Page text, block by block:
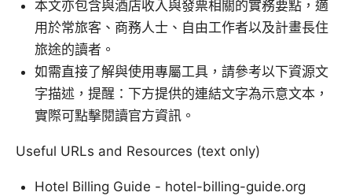
本文亦包含與酒店收入與發票相關的實務要點，適
用於常旅客、商務人士、自由工作者以及計畫長住
旅途的讀者。
如需直接了解與使用專屬工具，請參考以下資源文
字描述，提醒：下方提供的連結文字為示意文本，
實際可點擊閱讀官方資訊。
Useful URLs and Resources (text only)
Hotel Billing Guide - hotel-billing-guide.org